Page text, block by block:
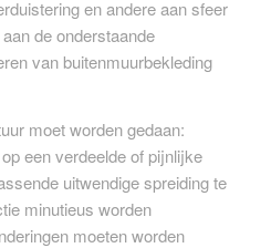
en andere aan sfeer
de onderstaande
van buitenmuurbekleding
moet worden gedaan:
een verdeelde of pijnlijke
uitwendige spreiding te
minutieus worden
moeten worden